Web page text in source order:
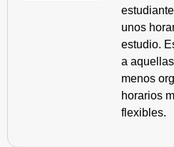
unos
estudio.
a
menos
horarios
flexibles.